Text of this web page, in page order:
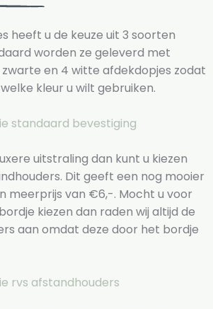
heeft u de keuze uit 3 soorten
worden ze geleverd met
en 4 witte afdekdopjes zodat
kleur u wilt gebruiken.
standaard bevestiging
uitstraling dan kunt u kiezen
Dit geeft een nog mooier
meerprijs van €6,-. Mocht u voor
kiezen dan raden wij altijd de
aan omdat deze door het bordje
rvs afstandhouders